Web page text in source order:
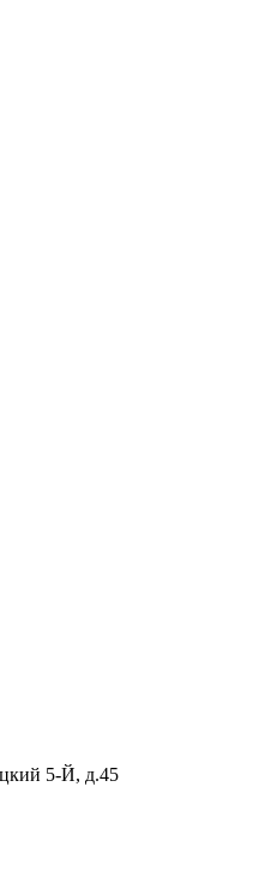
5-Й, д.45